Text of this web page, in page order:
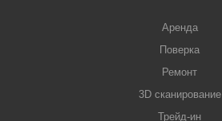
Аренда
Поверка
Ремонт
3D сканирование
Трейд-ин